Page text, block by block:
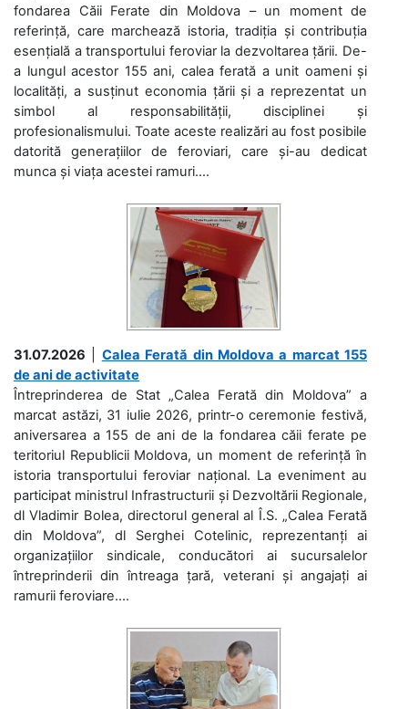
fondarea Căii Ferate din Moldova – un moment de
referință, care marchează istoria, tradiția și contribuția
esențială a transportului feroviar la dezvoltarea țării. De-
a lungul acestor 155 ani, calea ferată a unit oameni și
localități, a susținut economia țării și a reprezentat un
simbol al responsabilității, disciplinei și
profesionalismului. Toate aceste realizări au fost posibile
datorită generațiilor de feroviari, care și-au dedicat
munca și viața acestei ramuri....
31.07.2026
Calea Ferată din Moldova a marcat 155
de ani de activitate
Întreprinderea de Stat „Calea Ferată din Moldova” a
marcat astăzi, 31 iulie 2026, printr-o ceremonie festivă,
aniversarea a 155 de ani de la fondarea căii ferate pe
teritoriul Republicii Moldova, un moment de referință în
istoria transportului feroviar național. La eveniment au
participat ministrul Infrastructurii și Dezvoltării Regionale,
dl Vladimir Bolea, directorul general al Î.S. „Calea Ferată
din Moldova”, dl Serghei Cotelinic, reprezentanți ai
organizațiilor sindicale, conducători ai sucursalelor
întreprinderii din întreaga țară, veterani și angajați ai
ramurii feroviare....